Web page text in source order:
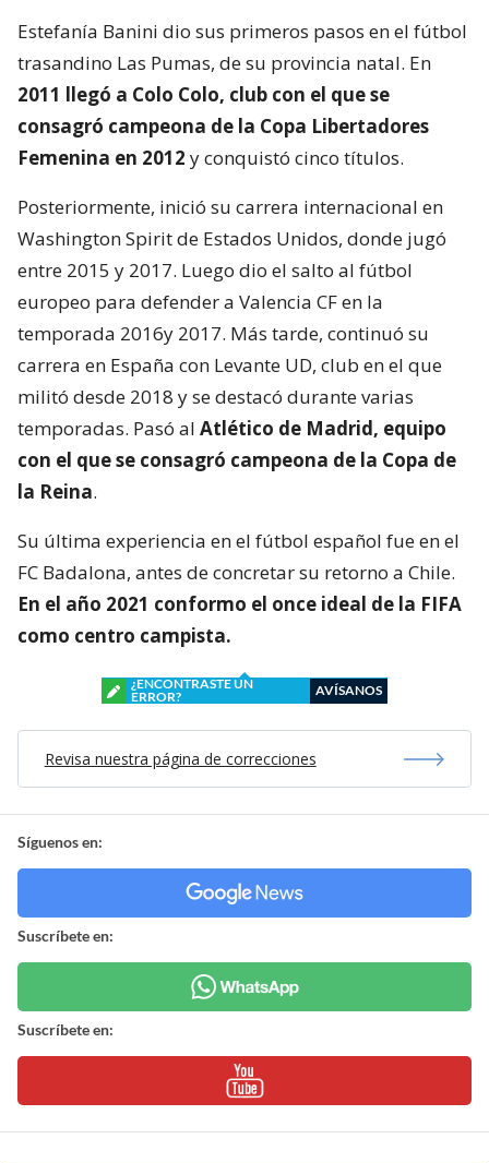
Estefanía Banini dio sus primeros pasos en el fútbol
trasandino Las Pumas, de su provincia natal. En
2011 llegó a Colo Colo, club con el que se
consagró campeona de la Copa Libertadores
Femenina en 2012 y conquistó cinco títulos.
Posteriormente, inició su carrera internacional en
Washington Spirit de Estados Unidos, donde jugó
entre 2015 y 2017. Luego dio el salto al fútbol
europeo para defender a Valencia CF en la
temporada 2016y 2017. Más tarde, continuó su
carrera en España con Levante UD, club en el que
militó desde 2018 y se destacó durante varias
temporadas. Pasó al Atlético de Madrid, equipo
con el que se consagró campeona de la Copa de
la Reina.
Su última experiencia en el fútbol español fue en el
FC Badalona, antes de concretar su retorno a Chile.
En el año 2021 conformo el once ideal de la FIFA
como centro campista.
¿ENCONTRASTE UN
ERROR?
AVÍSANOS
Revisa nuestra página de correcciones
Síguenos en:
Suscríbete en:
Suscríbete en: